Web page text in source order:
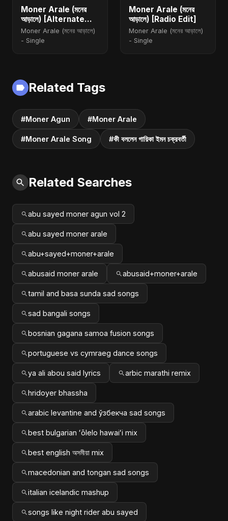
Moner Arale (মনের
আড়ালে) [Alternate
Version]
Moner Arale (মনের আড়ালে)
- Single
Moner Arale (মনের
আড়ালে) [Radio Edit]
Moner Arale (মনের আড়ালে)
- Single
Related Tags
#Moner Agun #Moner Arale
#Moner Arale Song #কী বললেন গায়িকা ইমন চক্রবর্তী
Related Searches
abu sayed moner agun vol 2
abu sayed moner arale
abu+sayed+moner+arale
abusaid moner arale abusaid+moner+arale
tamil and basa sunda sad songs
sad bangali songs
bosnian gagana samoa fusion songs
portuguese vs cymraeg dance songs
ya ali abou said lyrics arbic marathi remix
hridoyer bhassha
arabic levantine and ўзбекча sad songs
best bulgarian ʻōlelo hawaiʻi mix
best english অসমীয়া mix
macedonian and tongan sad songs
italian icelandic mashup
songs like night rider abu sayed